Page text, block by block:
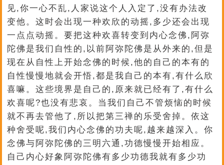
见,你一心不乱,人家说这个人入定了,没有办法改
变他。这时会出现一种欢欣的动摇,多少还会出现
一点点动摇。要把这种欢喜转变到内心念佛,阿弥
陀佛是我们自性的,以前阿弥陀佛是从外来的,但是
现在从自性上开始念佛的时候,他的自己的本有的
自性慢慢地就会开悟,都是我自己的本有,有什么欣
喜嘛。这些境界是自己的,原来就已经有了,有什么
欢喜呢?也没有悲哀。当我们自己不管烦恼的时候
就不再去管他了,所以把第三禅的乐受舍掉。依这
种舍受呢,我们内心念佛的功夫呢,越来越深入。你
念佛与阿弥陀佛的三明六通,功德慢慢开始相应。
自己内心好象阿弥陀佛有多少功德我就有多少功